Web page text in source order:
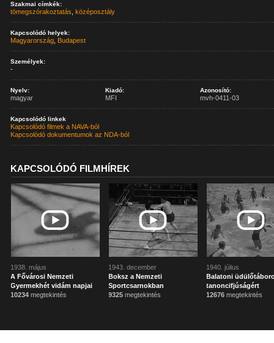
Szakmai címkék:
tömegszórakoztatás ,középosztály
Kapcsolódó helyek:
Magyarország Budapest
Személyek:
-
Nyelv:
magyar
Kiadó:
MFI
Azonosító:
mvh-0411-03
Kapcsolódó linkek
Kapcsolódó filmek a NAVA-ból
Kapcsolódó dokumentumok az NDA-ból
KAPCSOLÓDÓ FILMHÍREK
1938. május
A Fővárosi Nemzeti
Gyermekhét vidám napjai
10234 megtekintés
1943. december
Boksz a Nemzeti
Sportcsarnokban
9325 megtekintés
1940. július
Balatoni
tanoncifjúságért
12676 megtekintés